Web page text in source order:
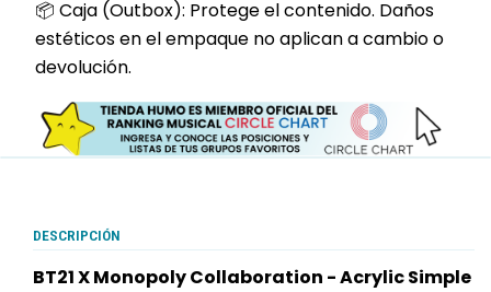
📦 Caja (Outbox): Protege el contenido. Daños
estéticos en el empaque no aplican a cambio o
devolución.
DESCRIPCIÓN
BT21 X Monopoly Collaboration - Acrylic Simple